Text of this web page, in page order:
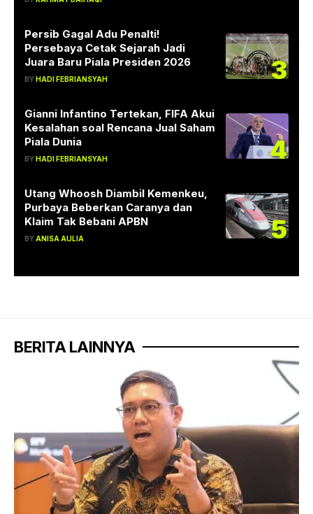
Persib Gagal Adu Penalti!
Persebaya Cetak Sejarah Jadi
Juara Baru Piala Presiden 2026
BYHADI FEBRIANSYAH 3
Gianni Infantino Tertekan, FIFA Akui
Kesalahan soal Rencana Jual Saham
Piala Dunia
BYHADI FEBRIANSYAH 4
Utang Whoosh Diambil Kemenkeu,
Purbaya Beberkan Caranya dan
Klaim Tak Bebani APBN
BYANISA AULIA 5
BERITA LAINNYA